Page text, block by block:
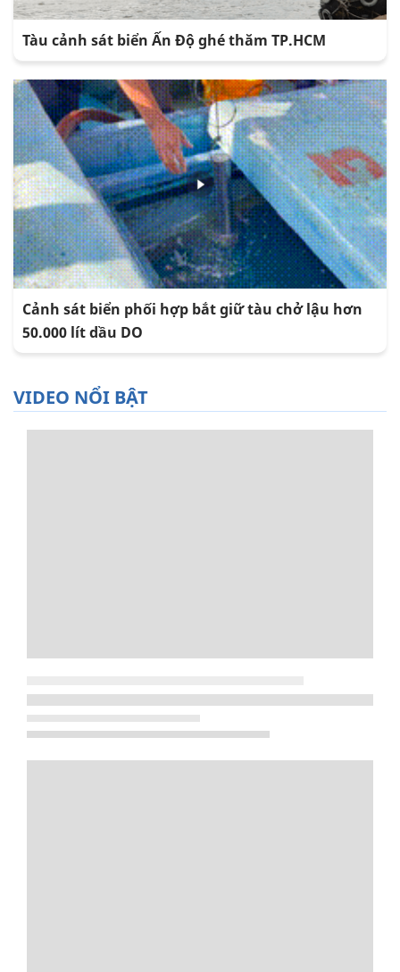
Tàu cảnh sát biển Ấn Độ ghé thăm TP.HCM
Cảnh sát biển phối hợp bắt giữ tàu chở lậu hơn
50.000 lít dầu DO
VIDEO NỔI BẬT